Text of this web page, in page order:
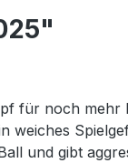
für noch
und gibt